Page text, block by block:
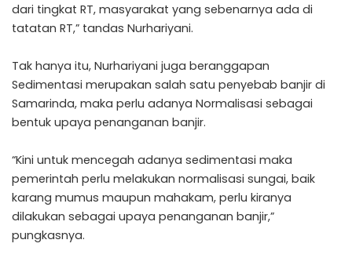
dari tingkat RT, masyarakat yang sebenarnya ada di
tatatan RT,” tandas Nurhariyani.
Tak hanya itu, Nurhariyani juga beranggapan
Sedimentasi merupakan salah satu penyebab banjir di
Samarinda, maka perlu adanya Normalisasi sebagai
bentuk upaya penanganan banjir.
“Kini untuk mencegah adanya sedimentasi maka
pemerintah perlu melakukan normalisasi sungai, baik
karang mumus maupun mahakam, perlu kiranya
dilakukan sebagai upaya penanganan banjir,”
pungkasnya.